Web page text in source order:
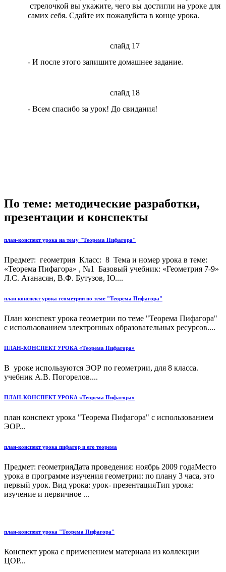
стрелочкой вы укажите, чего вы достигли на уроке для
самих себя. Сдайте их пожалуйста в конце урока.
слайд 17
- И после этого запишите домашнее задание.
слайд 18
- Всем спасибо за урок! До свидания!
По теме: методические разработки,
презентации и конспекты
план-конспект урока на тему "Теорема Пифагора"
Предмет: геометрия Класс: 8 Тема и номер урока в теме:
«Теорема Пифагора» , №1 Базовый учебник: «Геометрия 7-9»
Л.С. Атанасян, В.Ф. Бутузов, Ю....
план конспект урока геометрии по теме "Теорема Пифагора"
План конспект урока геометрии по теме "Теорема Пифагора"
с использованием электронных образовательных ресурсов....
ПЛАН-КОНСПЕКТ УРОКА «Теорема Пифагора»
В уроке используются ЭОР по геометрии, для 8 класса.
учебник А.В. Погорелов....
ПЛАН-КОНСПЕКТ УРОКА «Теорема Пифагора»
план конспект урока "Теорема Пифагора" с использованием
ЭОР...
план-конспект урока пифагор и его теорема
Предмет: геометрияДата проведения: ноябрь 2009 годаМесто
урока в программе изучения геометрии: по плану 3 часа, это
первый урок. Вид урока: урок- презентацияТип урока:
изучение и первичное ...
план-конспект урока "Теорема Пифагора"
Конспект урока с применением материала из коллекции
ЦОР...